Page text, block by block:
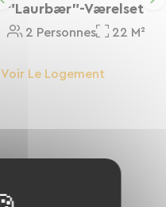
"Laurbær"-Værelset
2 Personnes 22 M²
Voir Le Logement